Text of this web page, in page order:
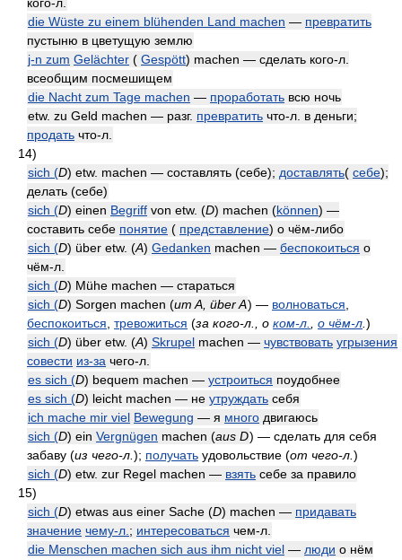
die Wüste zu einem blühenden Land machen — превратить
пустыню в цветущую землю
j-n zum Gelächter ( Gespött) machen — сделать кого-л.
всеобщим посмешищем
die Nacht zum Tage machen — проработать всю ночь
etw. zu Geld machen — разг. превратить что-л. в деньги;
продать что-л.
14)
sich (D) etw. machen — составлять (себе); доставлять( себе);
делать (себе)
sich (D) einen Begriff von etw. (D) machen (können) —
составить себе понятие ( представление) о чём-либо
sich (D) über etw. (A) Gedanken machen — беспокоиться о
чём-л.
sich (D) Mühe machen — стараться
sich (D) Sorgen machen (um A , überA) — волноваться
беспокоиться тревожиться (за кого-л., о ком-л. о чём-л )
sich (D) über etw. (A) Skrupel machen — чувствовать угрызения
совести из-за чего-л.
es sich (D) bequem machen — устроиться поудобнее
es sich (D) leicht machen — не утруждать себя
ich mache mir viel Bewegung — я много двигаюсь
sich (D) ein Vergnügen machen (aus D) — сделать для себя
забаву (из чего-л. ); получать удовольствие (от чего-л. )
sich (D) etw. zur Regel machen — взять себе за правило
15)
sich (D) etwas aus einer Sache (D) machen — придавать
значение чему-л. ; интересоваться чем-л.
die Menschen machen sich aus ihm nicht viel — люди о нём